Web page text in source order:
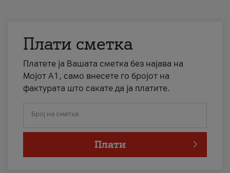
Плати сметка
Платете ја Вашата сметка без најава на
Мојот А1, само внесете го бројот на
фактурата што сакате да ја платите.
Број на сметка
Плати